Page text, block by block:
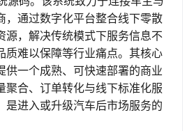
，通过数字化平台整合线下零散
源，解决传统模式下服务信息不
质难以保障等行业痛点。其核心
供一个成熟、可快速部署的商业
聚合、订单转化与线下标准化服
是进入或升级汽车后市场服务的